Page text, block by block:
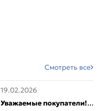
Смотреть все
19.02.2026
Уважаемые покупатели!